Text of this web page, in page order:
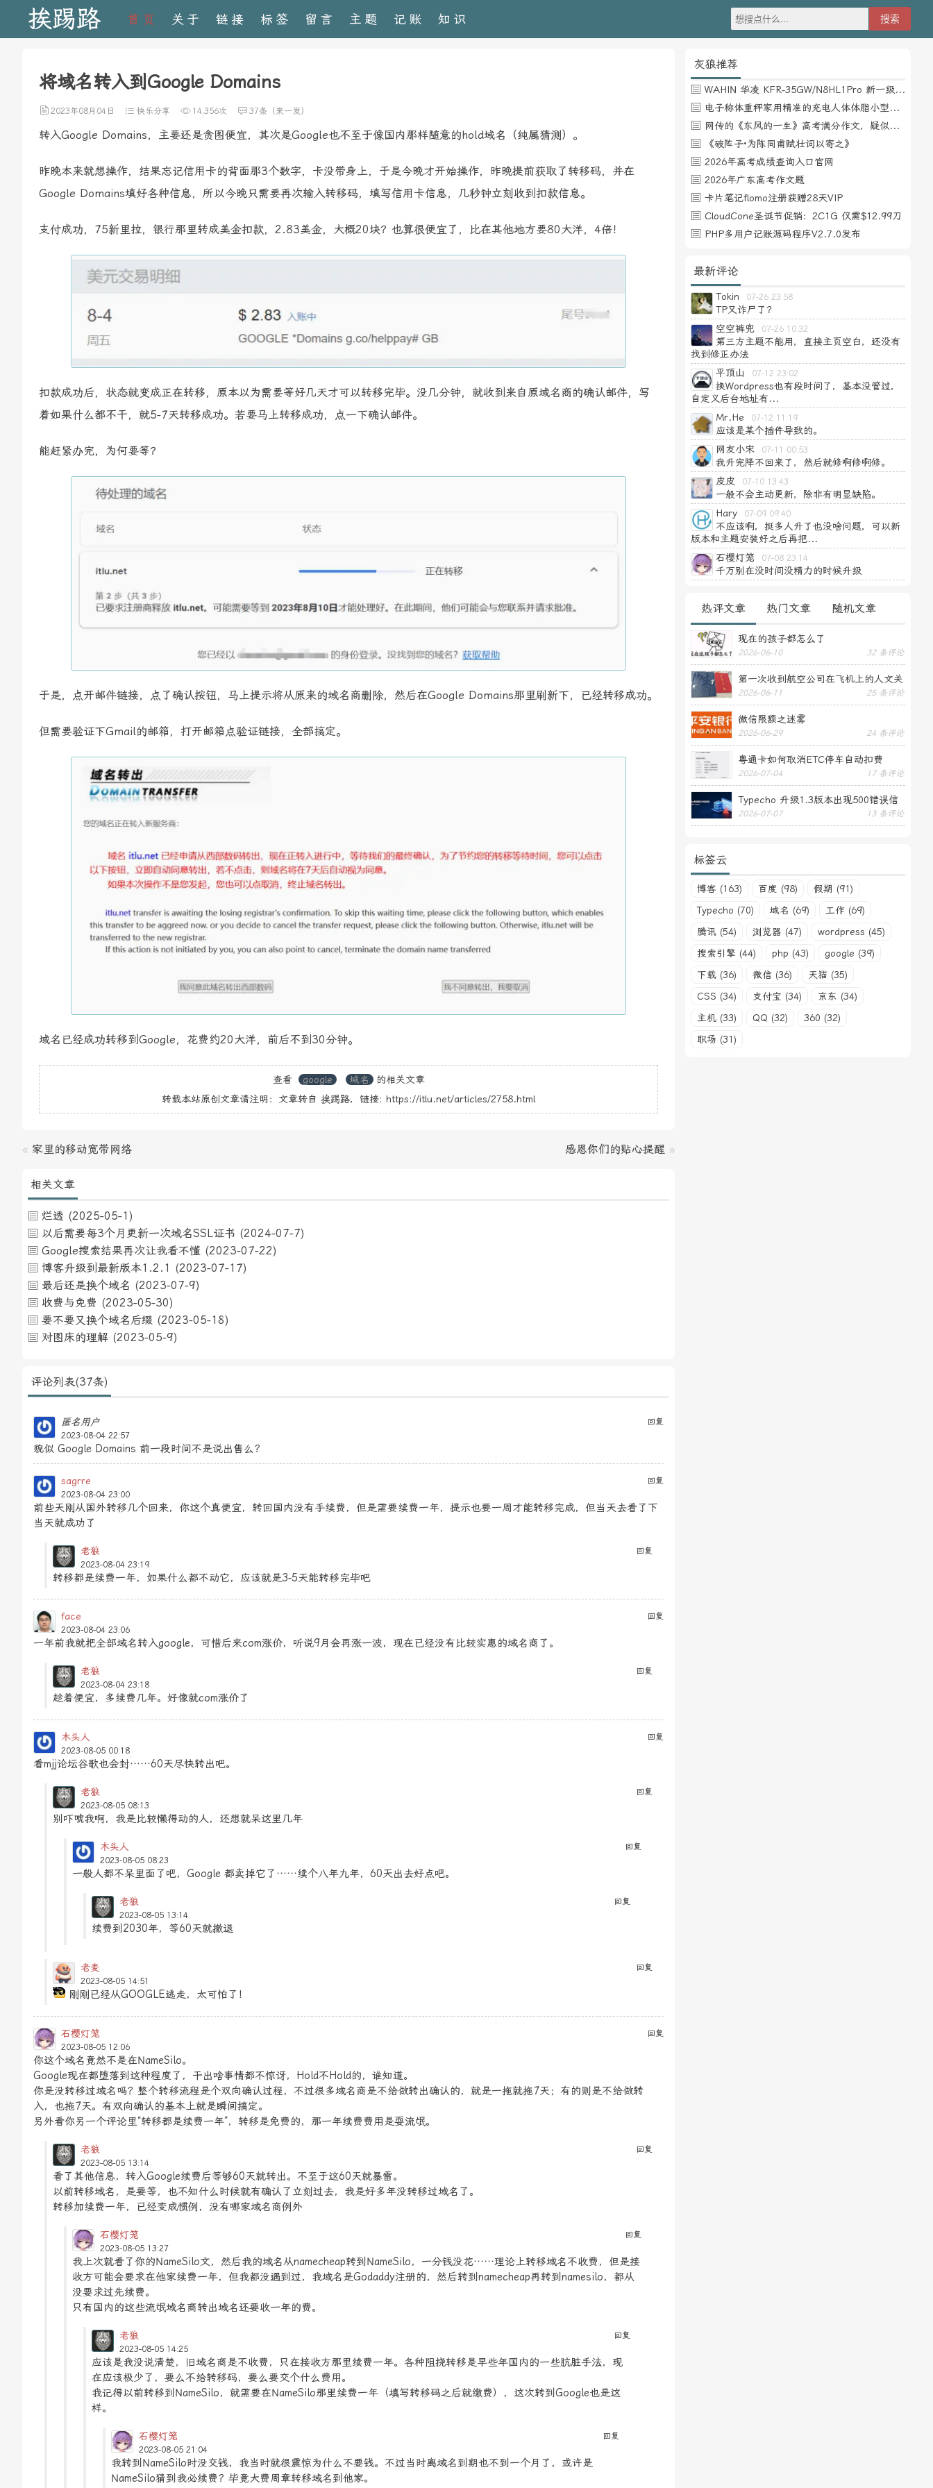
挨踢路 首页 关于 链接 标签 留言 主题 记账 知识
将域名转入到Google Domains
2023年08月04日 快乐分享 14,356次 37条（来一发）
转入Google Domains，主要还是贪图便宜，其次是Google也不至于像国内那样随意的hold域名（纯属猜测）。
昨晚本来就想操作，结果忘记信用卡的背面那3个数字，卡没带身上，于是今晚才开始操作，昨晚提前获取了转移码，并在
Google Domains填好各种信息，所以今晚只需要再次输入转移码，填写信用卡信息，几秒钟立刻收到扣款信息。
支付成功，75新里拉，银行那里转成美金扣款，2.83美金，大概20块？也算很便宜了，比在其他地方要80大洋，4倍！
扣款成功后，状态就变成正在转移，原本以为需要等好几天才可以转移完毕。没几分钟，就收到来自原域名商的确认邮件，写
着如果什么都不干，就5-7天转移成功。若要马上转移成功，点一下确认邮件。
能赶紧办完，为何要等？
于是，点开邮件链接，点了确认按钮，马上提示将从原来的域名商删除，然后在Google Domains那里刷新下，已经转移成功。
但需要验证下Gmail的邮箱，打开邮箱点验证链接，全部搞定。
域名已经成功转移到Google，花费约20大洋，前后不到30分钟。
查看 google 域名
的相关文章
转载本站原创文章请注明：文章转自 挨踢路，链接: https://itlu.net/articles/2758.html
« 家里的移动宽带网络 感恩你们的贴心提醒 »
相关文章
烂透 (2025-05-1)
以后需要每3个月更新一次域名SSL证书 (2024-07-7)
Google搜索结果再次让我看不懂 (2023-07-22)
博客升级到最新版本1.2.1 (2023-07-17)
最后还是换个域名 (2023-07-9)
收费与免费 (2023-05-30)
要不要又换个域名后缀 (2023-05-18)
对图床的理解 (2023-05-9)
评论列表(37条)
回复
匿名用户
2023-08-04 22:57
貌似 Google Domains 前一段时间不是说出售么？
回复
sagrre
2023-08-04 23:00
前些天刚从国外转移几个回来，你这个真便宜，转回国内没有手续费，但是需要续费一年，提示也要一周才能转移完成，但当天去看了下
当天就成功了
回复
老狼
2023-08-04 23:19
转移都是续费一年，如果什么都不动它，应该就是3-5天能转移完毕吧
回复
face
2023-08-04 23:06
一年前我就把全部域名转入google，可惜后来com涨价，听说9月会再涨一波，现在已经没有比较实惠的域名商了。
回复
老狼
2023-08-04 23:18
趁着便宜，多续费几年。好像就com涨价了
回复
木头人
2023-08-05 00:18
看mjj论坛谷歌也会封……60天尽快转出吧。
回复
老狼
2023-08-05 08:13
别吓唬我啊，我是比较懒得动的人，还想就呆这里几年
回复
木头人
2023-08-05 08:23
一般人都不呆里面了吧，Google 都卖掉它了……续个八年九年，60天出去好点吧。
回复
老狼
2023-08-05 13:14
续费到2030年，等60天就撤退
回复
老麦
2023-08-05 14:51
刚刚已经从GOOGLE逃走，太可怕了！
回复
石樱灯笼
2023-08-05 12:06
你这个域名竟然不是在NameSilo。
Google现在都堕落到这种程度了，干出啥事情都不惊讶，Hold不Hold的，谁知道。
你是没转移过域名吗？整个转移流程是个双向确认过程，不过很多域名商是不给做转出确认的，就是一拖就拖7天；有的则是不给做转
入，也拖7天。有双向确认的基本上就是瞬间搞定。
另外看你另一个评论里“转移都是续费一年”，转移是免费的，那一年续费费用是耍流氓。
回复
老狼
2023-08-05 13:14
看了其他信息，转入Google续费后等够60天就转出。不至于这60天就暴雷。
以前转移域名，是要等，也不知什么时候就有确认了立刻过去，我是好多年没转移过域名了。
转移加续费一年，已经变成惯例，没有哪家域名商例外
回复
石樱灯笼
2023-08-05 13:27
我上次就看了你的NameSilo文，然后我的域名从namecheap转到NameSilo，一分钱没花……理论上转移域名不收费，但是接
收方可能会要求在他家续费一年，但我都没遇到过，我域名是Godaddy注册的，然后转到namecheap再转到namesilo，都从
没要求过先续费。
只有国内的这些流氓域名商转出域名还要收一年的费。
回复
老狼
2023-08-05 14:25
应该是我没说清楚，旧域名商是不收费，只在接收方那里续费一年。各种阻挠转移是早些年国内的一些肮脏手法，现
在应该极少了，要么不给转移码，要么要交个什么费用。
我记得以前转移到NameSilo，就需要在NameSilo那里续费一年（填写转移码之后就缴费），这次转到Google也是这
样。
回复
石樱灯笼
2023-08-05 21:04
我转到NameSilo时没交钱，我当时就很震惊为什么不要钱。不过当时离域名到期也不到一个月了，或许是
NameSilo猜到我必续费？毕竟大费周章转移域名到他家。
灰狼推荐
WAHIN 华凌 KFR-35GW/N8HL1Pro 新一级能效 壁挂式空调 1.5匹
电子称体重秤家用精准的充电人体体脂小型称重支持HUAWEI HiLink
网传的《东风的一生》高考满分作文，疑似自媒体或其他渠道炒作
《破阵子·为陈同甫赋壮词以寄之》
2026年高考成绩查询入口官网
2026年广东高考作文题
卡片笔记flomo注册获赠28天VIP
CloudCone圣诞节促销：2C1G 仅需$12.99刀
PHP多用户记账源码程序V2.7.0发布
最新评论
Tokin 07-26 23:58
TP又诈尸了？
空空裤兜
07-26 10:32
第三方主题不能用，直接主页空白，还没有
找到修正办法
平顶山
07-12 23:02
换Wordpress也有段时间了，基本没管过，
自定义后台地址有...
Mr.He
07-12 11:19
应该是某个插件导致的。
网友小宋
07-11 00:53
我升完降不回来了，然后就修啊修啊修。
皮皮
07-10 13:43
一般不会主动更新，除非有明显缺陷。
Hary
07-09 09:40
不应该啊，挺多人升了也没啥问题，可以新
版本和主题安装好之后再把...
石樱灯笼
07-08 23:14
千万别在没时间没精力的时候升级
热评文章 热门文章 随机文章
现在的孩子都怎么了
2026-06-10 32 条评论
第一次收到航空公司在飞机上的人文关
怀——送生日贺卡
2026-06-11 25 条评论
微信限额之迷雾
2026-06-29 24 条评论
粤通卡如何取消ETC停车自动扣费
2026-07-04 17 条评论
Typecho 升级1.3版本出现500错误信
息
2026-07-07 13 条评论
标签云
博客 (163) 百度 (98)
假期 (91)
Typecho (70)
域名 (69)
工作 (69)
腾讯 (54)
浏览器 (47)
wordpress (45)
搜索引擎 (44)
php (43)
google (39)
下载 (36)
微信 (36)
天猫 (35)
CSS (34)
支付宝 (34)
京东 (34)
主机 (33)
QQ (32)
360 (32)
职场 (31)